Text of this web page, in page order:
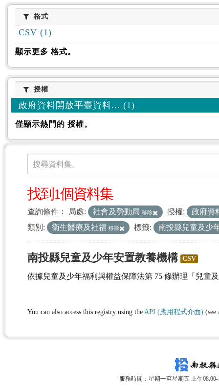
格式格式
CSV (1)
顯示更多 格式。
授權授權
政府資料開放平臺資料... (1)
僅顯示熱門的 授權。
資料集
搜尋資料集。
找到1個資料集
查詢條件： 局處: 社會及勞動局 移除 授權:
政府資
類別:
衛生醫療及社福 移除 標籤: 南投縣兒童及少
南投縣兒童及少年安置教養機構 CSV
依據兒童及少年福利與權益保障法第 75 條辦理「兒童
You can also access this registry using the API (應用程式介面) (see
服務時間：星期一至星期五 上午